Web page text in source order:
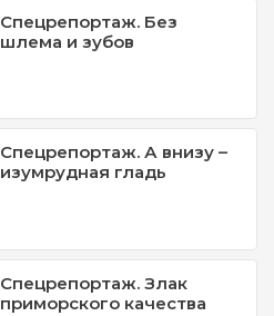
Спецрепортаж. Без
шлема и зубов
Спецрепортаж. А внизу –
изумрудная гладь
Спецрепортаж. Злак
приморского качества